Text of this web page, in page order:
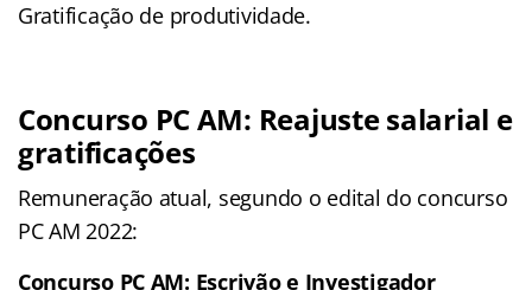
Gratificação de produtividade.
Concurso PC AM: Reajuste salarial e
gratificações
Remuneração atual, segundo o edital do concurso
PC AM 2022:
Concurso PC AM: Escrivão e Investigador